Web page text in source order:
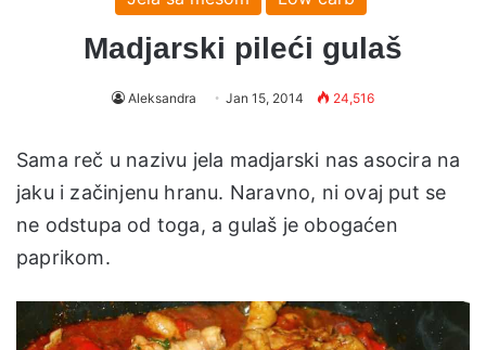
Madjarski pileći gulaš
Aleksandra Jan 15, 2014 24,516
Sama reč u nazivu jela madjarski nas asocira na
jaku i začinjenu hranu. Naravno, ni ovaj put se
ne odstupa od toga, a gulaš je obogaćen
paprikom.